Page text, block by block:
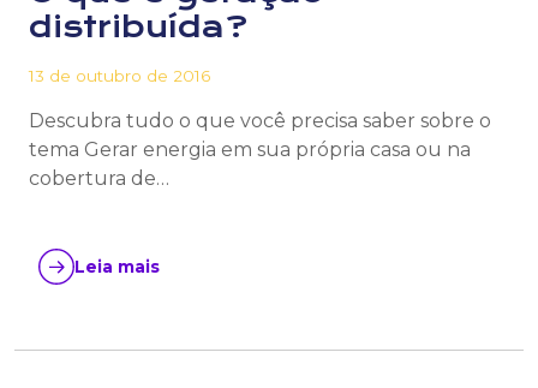
distribuída?
13 de outubro de 2016
Descubra tudo o que você precisa saber sobre o
tema Gerar energia em sua própria casa ou na
cobertura de…
Leia mais